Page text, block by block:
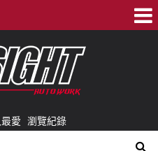
愛 瀏覽紀錄